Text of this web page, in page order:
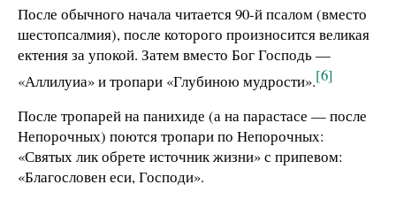
После обычного начала читается 90-й псалом (вместо
шестопсалмия), после которого произносится великая
ектения за упокой. Затем вместо Бог Господь —
«Аллилуиа» и тропари «Глубиною мудрости».[6]
После тропарей на панихиде (а на парастасе — после
Непорочных) поются тропари по Непорочных:
«Святых лик обрете источник жизни» с припевом:
«Благословен еси, Господи».